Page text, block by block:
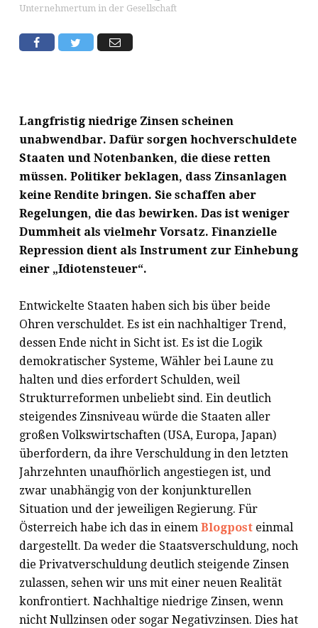
Unternehmertum in der Gesellschaft
Langfristig niedrige Zinsen scheinen
unabwendbar. Dafür sorgen hochverschuldete
Staaten und Notenbanken, die diese retten
müssen. Politiker beklagen, dass Zinsanlagen
keine Rendite bringen. Sie schaffen aber
Regelungen, die das bewirken. Das ist weniger
Dummheit als vielmehr Vorsatz. Finanzielle
Repression dient als Instrument zur Einhebung
einer „Idiotensteuer“.
Entwickelte Staaten haben sich bis über beide
Ohren verschuldet. Es ist ein nachhaltiger Trend,
dessen Ende nicht in Sicht ist. Es ist die Logik
demokratischer Systeme, Wähler bei Laune zu
halten und dies erfordert Schulden, weil
Strukturreformen unbeliebt sind. Ein deutlich
steigendes Zinsniveau würde die Staaten aller
großen Volkswirtschaften (USA, Europa, Japan)
überfordern, da ihre Verschuldung in den letzten
Jahrzehnten unaufhörlich angestiegen ist, und
zwar unabhängig von der konjunkturellen
Situation und der jeweiligen Regierung. Für
Österreich habe ich das in einem Blogposteinmal
dargestellt. Da weder die Staatsverschuldung, noch
die Privatverschuldung deutlich steigende Zinsen
zulassen, sehen wir uns mit einer neuen Realität
konfrontiert. Nachhaltige niedrige Zinsen, wenn
nicht Nullzinsen oder sogar Negativzinsen. Dies hat